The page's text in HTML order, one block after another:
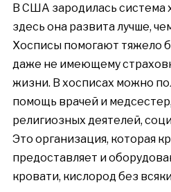
В США зародилась система
здесь она развита лучше,
Хосписы помогают тяжело
даже не имеющему
жизни. В хосписах можно
помощь врачей и
религиозных деятелей,
Это организация, которая
предоставляет и
кровати, кислород без